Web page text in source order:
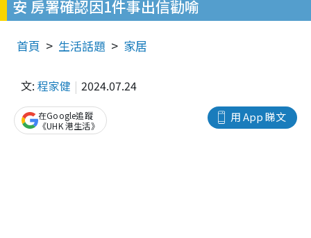
安 房署確認因1件事出信勸喻
首頁 生活話題 家居
文: 程家健 2024.07.24
用 App 睇文
在Google追蹤
《UHK 港生活》